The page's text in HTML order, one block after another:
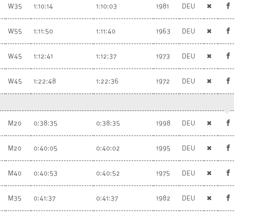
W35 1:10:14 1:10:03 1981 DEU ✖
W55 1:11:50 1:11:40 1963 DEU ✖
W45 1:12:41 1:12:37 1973 DEU ✖
W45 1:22:48 1:22:36 1972 DEU ✖
M20 0:38:35 0:38:35 1998 DEU ✖
M20 0:40:05 0:40:02 1995 DEU ✖
M40 0:40:53 0:40:52 1975 DEU ✖
M35 0:41:37 0:41:37 1982 DEU ✖